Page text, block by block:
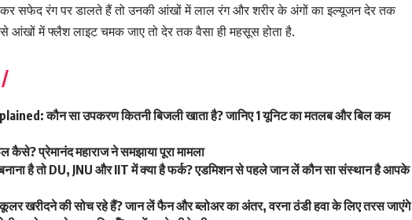
सफेद रंग पर डालते हैं तो उनकी आंखों में लाल रंग और शरीर के अंगों का इल्यूजन देर तक
आंखों में फ्लैश लाइट चमक जाए तो देर तक वैसा ही महसूस होता है.
कौन सा उपकरण कितनी बिजली खाता है? जानिए 1 यूनिट का मतलब और बिल कम
कैसे? प्रेमानंद महाराज ने समझाया पूरा मामला
है तो DU, JNU और IIT में क्या है फर्क? एडमिशन से पहले जान लें कौन सा संस्थान है आपके
खरीदने की सोच रहे हैं? जान लें फैन और ब्लोअर का अंतर, वरना ठंडी हवा के लिए तरस जाएंगे